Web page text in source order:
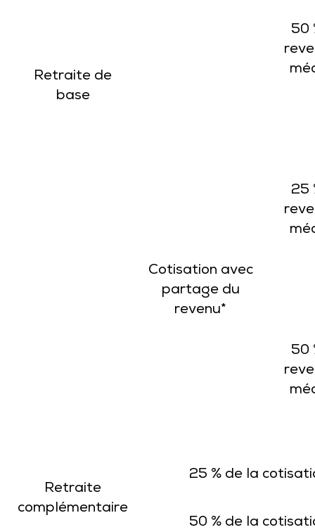
Retraite de
base
50
Cotisation avec
partage du
revenu*
25
50
Retraite
complémentaire
25 % de la
50 % de la